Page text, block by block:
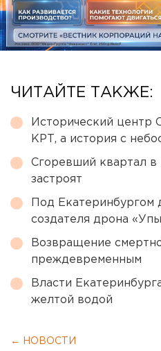
ЧИТАЙТЕ ТАКЖЕ:
Исторический центр
КРТ, а история с
Сгоревший квартал в
застроят
Под Екатеринбургом
создателя дрона
Возвращение
преждевременным
Власти
желтой водой
← НОВОСТИ